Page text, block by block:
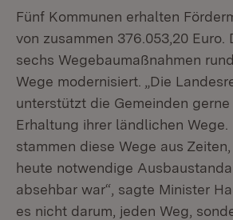
Fünf Kommunen erhalten
von zusammen 376.053,20 Euro.
sechs Wegebaumaßnahmen
Wege modernisiert. „Die
unterstützt die Gemeinden
Erhaltung ihrer ländlichen Wege.
stammen diese Wege aus
heute notwendige
absehbar war“, sagte Minister
es nicht darum, jeden Weg,